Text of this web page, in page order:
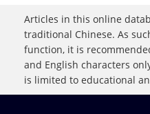
Articles in this online
traditional Chinese. As
function, it is
and English characters
is limited to educational